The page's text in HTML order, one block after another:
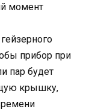
момент
прибор при
пар будет
крышку,